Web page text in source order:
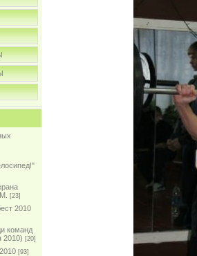
[23]
2010
команд
2010) [20]
[93]